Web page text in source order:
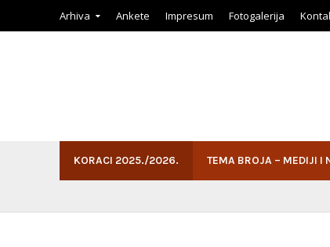
Arhiva Ankete Impresum Fotogalerija
KORACI 2025./2026. TEMA BROJA – MEDIJI I